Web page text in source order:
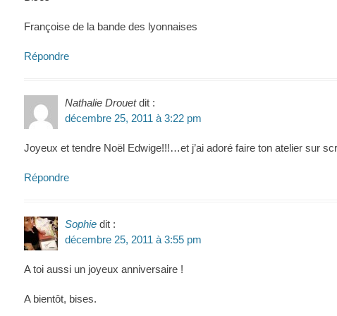
Françoise de la bande des lyonnaises
Répondre
Nathalie Drouet dit :
décembre 25, 2011 à 3:22 pm
Joyeux et tendre Noël Edwige!!!…et j’ai adoré faire ton atelier sur
Répondre
Sophie dit :
décembre 25, 2011 à 3:55 pm
A toi aussi un joyeux anniversaire !
A bientôt, bises.